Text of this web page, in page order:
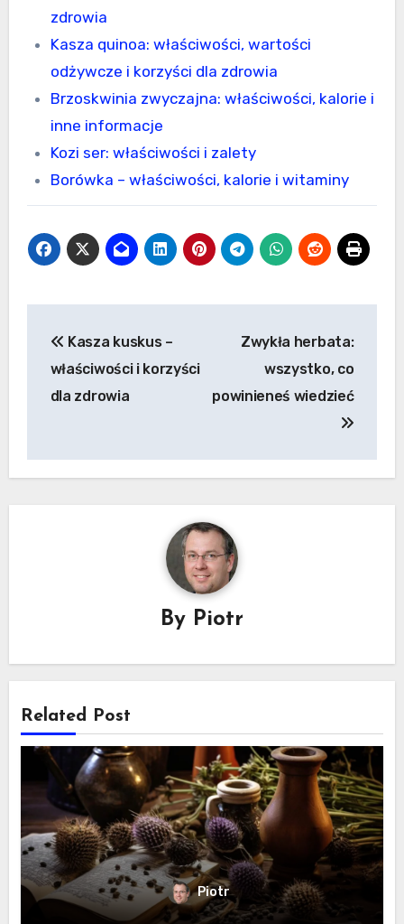
zdrowia
Kasza quinoa: właściwości, wartości
odżywcze i korzyści dla zdrowia
Brzoskwinia zwyczajna: właściwości, kalorie i
inne informacje
Kozi ser: właściwości i zalety
Borówka – właściwości, kalorie i witaminy
wpisu
Kasza kuskus –
właściwości i korzyści
dla zdrowia
Zwykła herbata:
wszystko, co
powinieneś wiedzieć
By Piotr
Related Post
Piotr